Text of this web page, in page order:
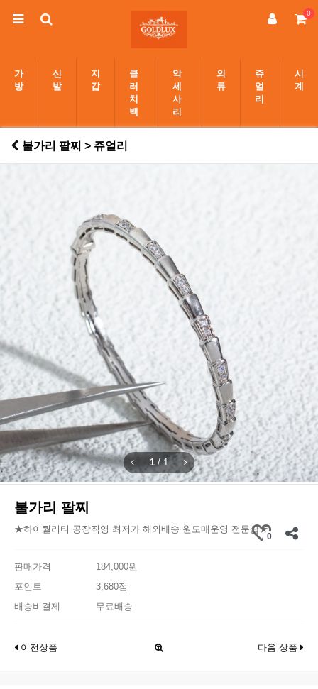
0
가
방
신
발
지
갑
클
러
치
백
악
세
사
리
의
류
쥬
얼
리
시
계
불가리 팔찌 > 쥬얼리
1 /1
불가리 팔찌
★하이퀄리티 공장직영 최저가 해외배송 원도매운영 전문샵★
0
판매가격
184,000원
포인트
3,680점
배송비결제
무료배송
이전상품 다음 상품